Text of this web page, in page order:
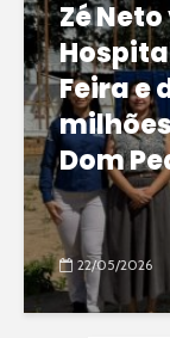
Zé
Feira e
Dom
22/05/2026